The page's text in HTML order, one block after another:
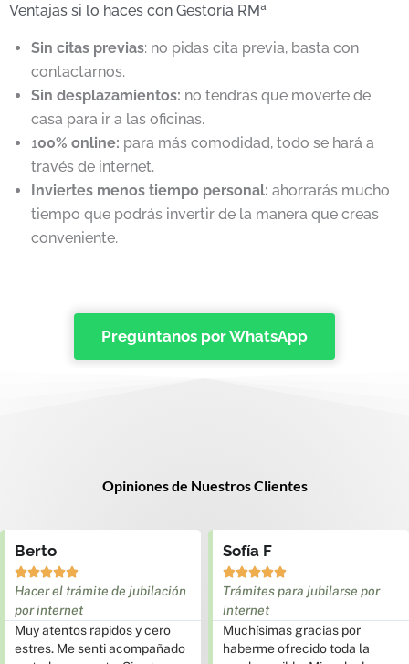
Ventajas si lo haces con Gestoría RMª
Sin citas previas: no pidas cita previa, basta con
contactarnos.
Sin desplazamientos: no tendrás que moverte de
casa para ir a las oficinas.
100% online: para más comodidad, todo se hará a
través de internet.
Inviertes menos tiempo personal: ahorrarás mucho
tiempo que podrás invertir de la manera que creas
conveniente.
Pregúntanos por WhatsApp
Opiniones de Nuestros Clientes
Sofía F

Trámites para jubilarse por
internet
Muchísimas gracias por
haberme ofrecido toda la
Fernando

Jubilarse telemáticamente
Gracias a Gestoría RMª he
podido finalmente retirarme.
Os estoy muy agradecido por